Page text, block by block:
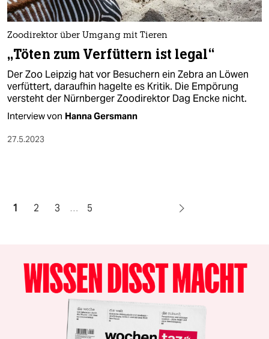
Zoodirektor über Umgang mit Tieren
„Töten zum Verfüttern ist legal“
Der Zoo Leipzig hat vor Besuchern ein Zebra an Löwen
verfüttert, daraufhin hagelte es Kritik. Die Empörung
versteht der Nürnberger Zoodirektor Dag Encke nicht.
Interview von Hanna Gersmann
27.5.2023
1 2 3 … 5